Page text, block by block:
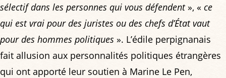
sélectif dans les personnes qui vous défendent», « ce
qui est vrai pour des juristes ou des chefs d’État vaut
pour des hommes politiques ». L’édile perpignanais
fait allusion aux personnalités politiques étrangères
qui ont apporté leur soutien à Marine Le Pen,